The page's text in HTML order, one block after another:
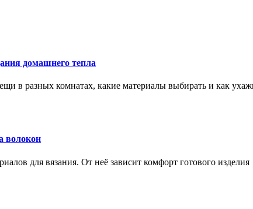
домашнего тепла
в разных комнатах, какие материалы выбирать и как
волокон
для вязания. От неё зависит комфорт готового изделия